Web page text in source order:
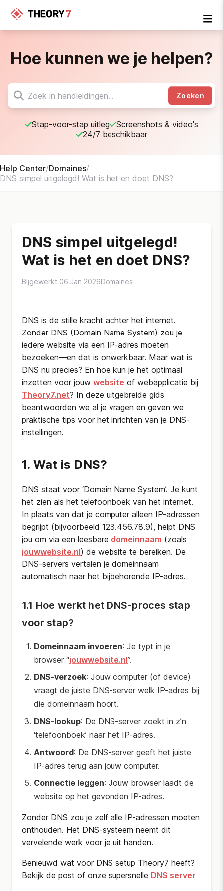
Hoe kunnen we je helpen?
Zoeken
Stap-voor-stap uitleg
Screenshots & video's
24/7 beschikbaar
Help Center/Domaines/
DNS simpel uitgelegd! Wat is het en doet DNS?
DNS simpel uitgelegd!
Wat is het en doet DNS?
Bijgewerkt 06 Jan 2026Domaines
DNS is de stille kracht achter het internet.
Zonder DNS (Domain Name System) zou je
iedere website via een IP-adres moeten
bezoeken—en dat is onwerkbaar. Maar wat is
DNS nu precies? En hoe kun je het optimaal
inzetten voor jouw website of webapplicatie bij
Theory7.net? In deze uitgebreide gids
beantwoorden we al je vragen en geven we
praktische tips voor het inrichten van je DNS-
instellingen.
1. Wat is DNS?
DNS staat voor ‘Domain Name System’. Je kunt
het zien als het telefoonboek van het internet.
In plaats van dat je computer alleen IP-adressen
begrijpt (bijvoorbeeld 123.456.78.9), helpt DNS
jou om via een leesbare domeinnaam (zoals
jouwwebsite.nl) de website te bereiken. De
DNS-servers vertalen je domeinnaam
automatisch naar het bijbehorende IP-adres.
1.1 Hoe werkt het DNS-proces stap
voor stap?
Domeinnaam invoeren: Je typt in je
browser “jouwwebsite.nl”.
DNS-verzoek: Jouw computer (of device)
vraagt de juiste DNS-server welk IP-adres bij
die domeinnaam hoort.
DNS-lookup: De DNS-server zoekt in z’n
‘telefoonboek’ naar het IP-adres.
Antwoord: De DNS-server geeft het juiste
IP-adres terug aan jouw computer.
Connectie leggen: Jouw browser laadt de
website op het gevonden IP-adres.
Zonder DNS zou je zelf alle IP-adressen moeten
onthouden. Het DNS-systeem neemt dit
vervelende werk voor je uit handen.
Benieuwd wat voor DNS setup Theory7 heeft?
Bekijk de post of onze supersnelle DNS server